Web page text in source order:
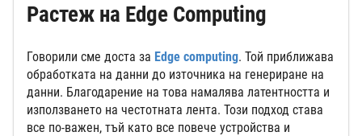
Растеж на Edge Computing
Говорили сме доста за Edge computing. Той приближава
обработката на данни до източника на генериране на
данни. Благодарение на това намалява латентността и
използването на честотната лента. Този подход става
все по-важен, тъй като все повече устройства и